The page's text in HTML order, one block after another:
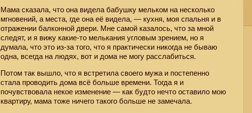
Мама сказала, что она видела бабушку мельком на несколько
мгновений, а места, где она её видела, — кухня, моя спальня и в
отражении балконной двери. Мне самой казалось, что за мной
следят, и я вижу какие-то мелькания угловым зрением, но я
думала, что это из-за того, что я практически никогда не бываю
одна, всегда на людях, вот и дома не могу расслабиться.
Потом так вышло, что я встретила своего мужа и постепенно
стала проводить дома всё больше времени. Тогда я и
почувствовала некое изменение — как будто нечто оставило мою
квартиру, мама тоже ничего такого больше не замечала.